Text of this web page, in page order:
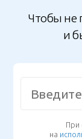
Чтобы не
и
При
на